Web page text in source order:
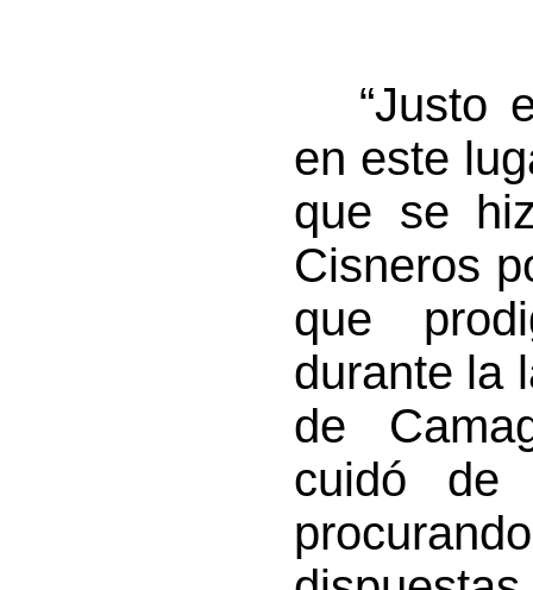
“Justo
en este
que se
Cisneros
que
durante la
de
cuidó de